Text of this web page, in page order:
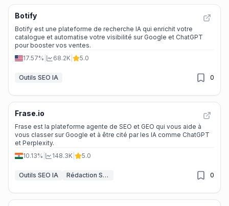
Botify
Botify est une plateforme de recherche IA qui enrichit votre
catalogue et automatise votre visibilité sur Google et ChatGPT
pour booster vos ventes.
17.57%
68.2K 5.0
Outils SEO IA 0
Frase.io
Frase est la plateforme agente de SEO et GEO qui vous aide à
vous classer sur Google et à être cité par les IA comme ChatGPT
et Perplexity.
10.13%
148.3K 5.0
Outils SEO IA Rédaction SEO IA 0